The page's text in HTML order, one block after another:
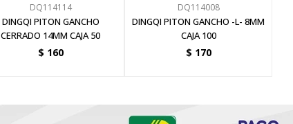
DQ114114
DINGQI PITON GANCHO
CERRADO 14MM CAJA 50
$ 160
DQ114008
DINGQI PITON GANCHO -L- 8MM
CAJA 100
$ 170